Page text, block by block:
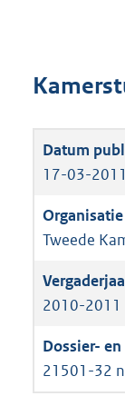
17-03-2011
Tweede
2010-2011
21501-32